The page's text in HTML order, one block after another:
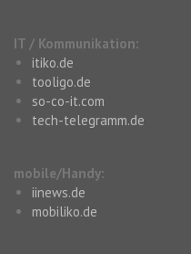
IT / Kommunikation:
itiko.de
tooligo.de
so-co-it.com
tech-telegramm.de
mobile/Handy:
iinews.de
mobiliko.de